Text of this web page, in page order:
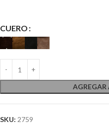
CUERO
AGREGAR
SKU: 2759